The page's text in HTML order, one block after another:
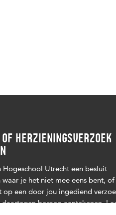
HERZIENINGSVERZOEK
Hogeschool Utrecht een besluit
waar je het niet mee eens bent,
op een door jou ingediend
beroep aantekenen.